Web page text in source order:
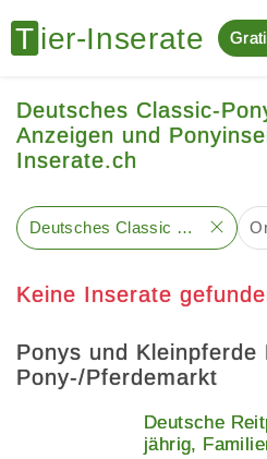
Deutsches Classic-
Anzeigen und
Inserate.ch
Deutsches Classic Pony
Keine Inserate
Ponys und Kleinpferde
Pony-/Pferdemarkt
Deutsche
jährig,